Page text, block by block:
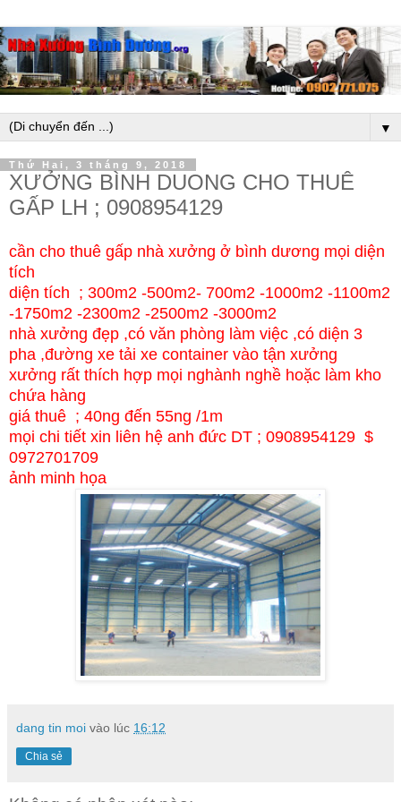
▼
Thứ Hai, 3 tháng 9, 2018
XƯỞNG BÌNH DUONG CHO THUÊ
GẤP LH ; 0908954129
cần cho thuê gấp nhà xưởng ở bình dương mọi diện
tích
diện tích ; 300m2 -500m2- 700m2 -1000m2 -1100m2
-1750m2 -2300m2 -2500m2 -3000m2
nhà xưởng đẹp ,có văn phòng làm việc ,có diện 3
pha ,đường xe tải xe container vào tận xưởng
xưởng rất thích hợp mọi nghành nghề hoặc làm kho
chứa hàng
giá thuê ; 40ng đến 55ng /1m
mọi chi tiết xin liên hệ anh đức DT ; 0908954129 $
0972701709
ảnh minh họa
dang tin moi vào lúc 16:12
Chia sẻ